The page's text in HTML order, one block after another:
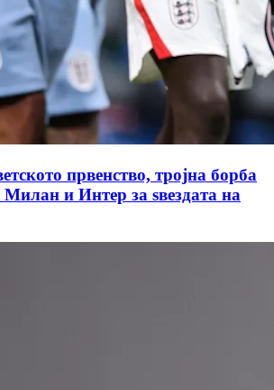
првенство, тројна борба
и Интер за ѕвездата на